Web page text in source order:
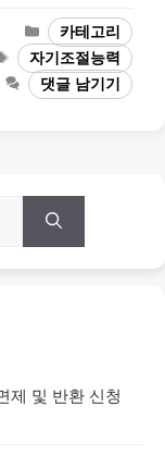
카
테
고
리
카테고리
태
그
자기조절능력
댓글 남기기
제 및 반환 신청